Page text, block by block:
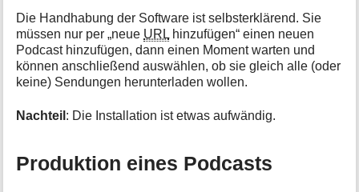
Die Handhabung der Software ist selbsterklärend. Sie
müssen nur per „neue URL hinzufügen“ einen neuen
Podcast hinzufügen, dann einen Moment warten und
können anschließend auswählen, ob sie gleich alle (oder
keine) Sendungen herunterladen wollen.
Nachteil : Die Installation ist etwas aufwändig.
Produktion eines Podcasts